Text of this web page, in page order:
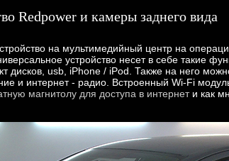
Redpower и камеры заднего вида
на мультимедийный центр на
устройство несет в себе такие
дисков, usb, iPhone / iPod. Также на него
и интернет - радио. Встроенный Wi-Fi
магнитолу для доступа в интернети как